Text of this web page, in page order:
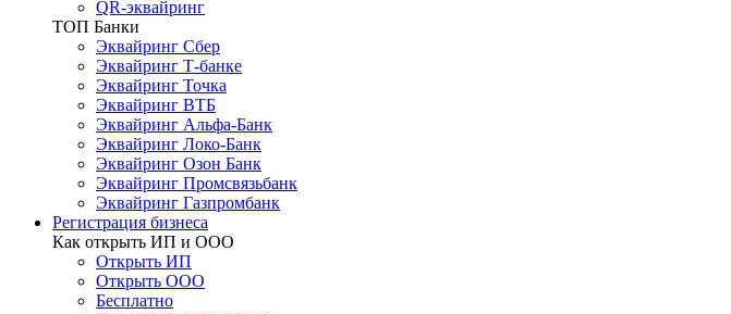
QR-эквайринг
ТОП Банки
Эквайринг Сбер
Эквайринг Т-банке
Эквайринг Точка
Эквайринг ВТБ
Эквайринг Альфа-Банк
Эквайринг Локо-Банк
Эквайринг Озон Банк
Эквайринг Промсвязьбанк
Эквайринг Газпромбанк
Регистрация бизнеса
Как открыть ИП и ООО
Открыть ИП
Открыть ООО
Бесплатно